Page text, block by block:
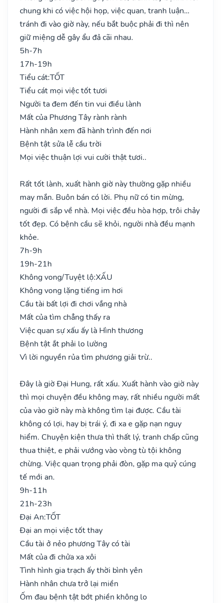
chung khi có việc hội họp, việc quan, tranh luận…
tránh đi vào giờ này, nếu bắt buộc phải đi thì nên
giữ miệng dễ gây ẩu đả cãi nhau.
5h-7h
17h-19h
Tiểu cát:TỐT
Tiểu cát mọi việc tốt tươi
Người ta đem đến tin vui điều lành
Mất của Phương Tây rành rành
Hành nhân xem đã hành trình đến nơi
Bệnh tật sửa lễ cầu trời
Mọi việc thuận lợi vui cười thật tươi..
Rất tốt lành, xuất hành giờ này thường gặp nhiều
may mắn. Buôn bán có lời. Phụ nữ có tin mừng,
người đi sắp về nhà. Mọi việc đều hòa hợp, trôi chảy
tốt đẹp. Có bệnh cầu sẽ khỏi, người nhà đều mạnh
khỏe.
7h-9h
19h-21h
Không vong/Tuyệt lộ:XẤU
Không vong lặng tiếng im hơi
Cầu tài bất lợi đi chơi vắng nhà
Mất của tìm chẳng thấy ra
Việc quan sự xấu ấy là Hình thương
Bệnh tật ắt phải lo lường
Vì lời nguyền rủa tìm phương giải trừ..
Đây là giờ Đại Hung, rất xấu. Xuất hành vào giờ này
thì mọi chuyện đều không may, rất nhiều người mất
của vào giờ này mà không tìm lại được. Cầu tài
không có lợi, hay bị trái ý, đi xa e gặp nạn nguy
hiểm. Chuyện kiện thưa thì thất lý, tranh chấp cũng
thua thiệt, e phải vướng vào vòng tù tội không
chừng. Việc quan trọng phải đòn, gặp ma quỷ cúng
tế mới an.
9h-11h
21h-23h
Đại An:TỐT
Đại an mọi việc tốt thay
Cầu tài ở nẻo phương Tây có tài
Mất của đi chửa xa xôi
Tình hình gia trạch ấy thời bình yên
Hành nhân chưa trở lại miền
Ốm đau bệnh tật bớt phiền không lo